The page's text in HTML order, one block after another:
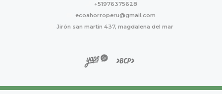
+51976375628
ecoahorroperu@gmail.com
Jirón san martin 437, magdalena del mar